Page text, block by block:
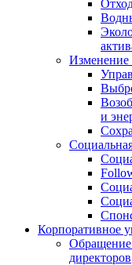
Изменение
и
Корпоративное
Обращение
директоров